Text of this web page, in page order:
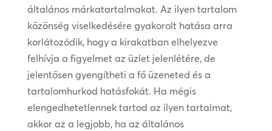
általános márkatartalmakat. Az ilyen tartalom
közönség viselkedésére gyakorolt hatása arra
korlátozódik, hogy a kirakatban elhelyezve
felhívja a figyelmet az üzlet jelenlétére, de
jelentősen gyengítheti a fő üzeneted és a
tartalomhurkod hatásfokát. Ha mégis
elengedhetetlennek tartod az ilyen tartalmat,
akkor az a legjobb, ha az általános